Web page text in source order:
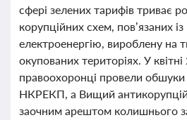
сфері зелених тарифів триває
корупційних схем, пов’язаних
електроенергію, вироблену на
окупованих територіях. У
правоохоронці провели обшуки
НКРЕКП, а Вищий
заочним арештом колишнього